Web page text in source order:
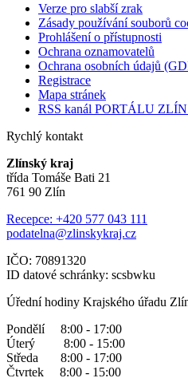
Verze pro slabší zrak
Zásady používání souborů
Prohlášení o přístupnosti
Ochrana oznamovatelů
Ochrana osobních údajů
Registrace
Mapa stránek
RSS kanál PORTÁLU
Rychlý kontakt
Zlínský kraj
třída Tomáše Bati 21
761 90 Zlín
Recepce: +420 577 043 111
podatelna@zlinskykraj.cz
IČO: 70891320
ID datové schránky: scsbwku
Úřední hodiny Krajského úřadu
Pondělí 8:00 - 17:00
Úterý 8:00 - 15:00
Středa 8:00 - 17:00
Čtvrtek 8:00 - 15:00